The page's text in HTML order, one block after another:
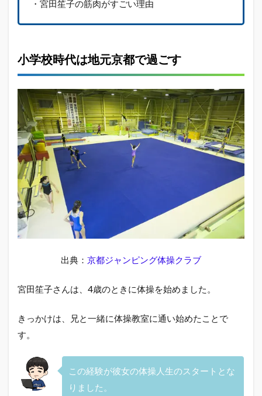
1.5
馬の
実力
宮田
笙子
の筋
肉が
すご
い理
由
2
宮田
笙子
のか
い画
2.1
ナモ
北近
ラブ
での
活躍
・宮田笙子の筋肉がすごい理由
小学校時代は地元京都で過ごす
出典： 京都ジャンピング体操クラブ
宮田笙子さんは、4歳のときに体操を始めました。
きっかけは、兄と一緒に体操教室に通い始めたことで
す。
この経験が彼女の体操人生のスタートとな
りました。